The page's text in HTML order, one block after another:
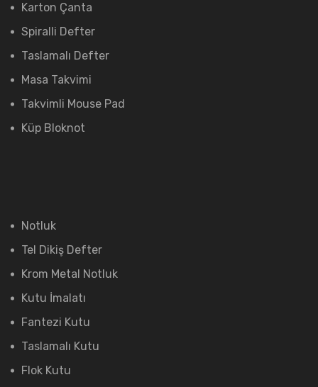
Karton Çanta
Spiralli Defter
Taslamalı Defter
Masa Takvimi
Takvimli Mouse Pad
Küp Bloknot
Notluk
Tel Dikiş Defter
Krom Metal Notluk
Kutu İmalatı
Fantezi Kutu
Taslamalı Kutu
Flok Kutu